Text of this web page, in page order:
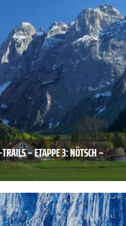
– ETAPPE 3: NÖTSCH –